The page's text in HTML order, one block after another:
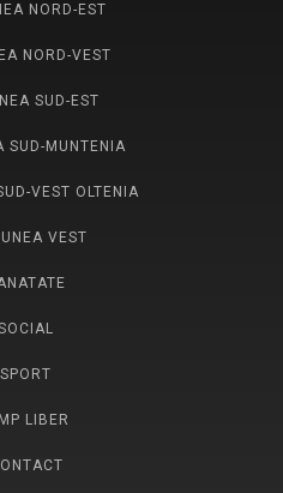
NORD-EST
NORD-VEST
SUD-EST
SUD-MUNTENIA
VEST OLTENIA
VEST
SPORT
LIBER